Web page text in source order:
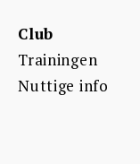
Club
Trainingen
Nuttige info